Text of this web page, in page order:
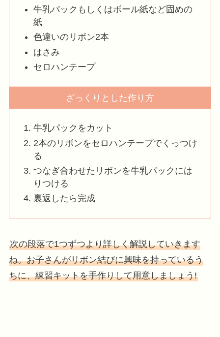
牛乳パックもしくはボール紙など固めの
紙
色違いのリボン2本
はさみ
セロハンテープ
ざっくりとした作り方
牛乳パックをカット
2本のリボンをセロハンテープでくっつけ
る
つなぎ合わせたリボンを牛乳パックには
りつける
裏返したら完成
次の段落で1つずつより詳しく解説していきます
ね。お子さんがリボン結びに興味を持っているう
ちに、練習キットを手作りして用意しましょう!